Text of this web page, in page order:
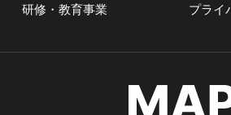
研修・教育事業 プライ